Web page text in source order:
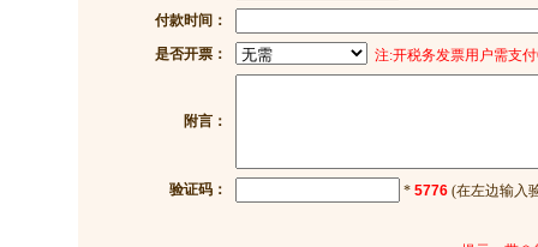
付款时间：
是否开票：
注:开税务发票用户需支
附言：
验证码： * 5776 (在左边输入